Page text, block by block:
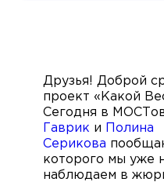
Друзья! Доброй
проект «Какой
Сегодня в
Гаврик и
Полина
Серикова
которого мы уже
наблюдаем в